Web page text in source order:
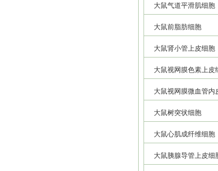
大鼠气道平滑肌细胞
大鼠前脂肪细胞
大鼠肾小管上皮细胞
大鼠视网膜色素上皮
大鼠视网膜微血管内
大鼠树突状细胞
大鼠心肌成纤维细胞
大鼠胰腺导管上皮细